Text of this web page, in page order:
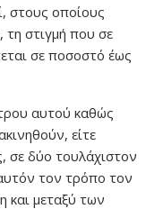
στους οποίους
τη στιγμή που σε
σε ποσοστό έως
αυτού καθώς
είτε
σε δύο τουλάχιστον
τον τρόπο τον
και μεταξύ των